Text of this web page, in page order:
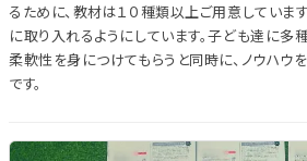
るために、教材は１０種類以上ご用意していま
に取り入れるようにしています。子ども達に多
柔軟性を身につけてもらうと同時に、ノウハウ
です。